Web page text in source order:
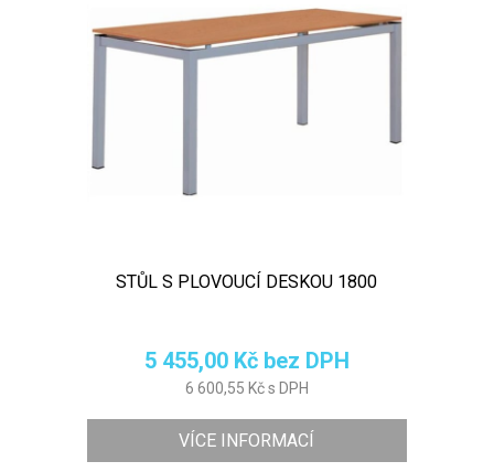
STŮL S PLOVOUCÍ DESKOU 1800
5 455,00 Kč bez DPH
6 600,55 Kč s DPH
VÍCE INFORMACÍ